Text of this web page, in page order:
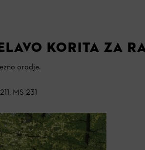
korita za
orodje.
MS 231